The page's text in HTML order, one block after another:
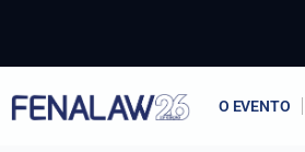
o
conteúdo
O EVENTO